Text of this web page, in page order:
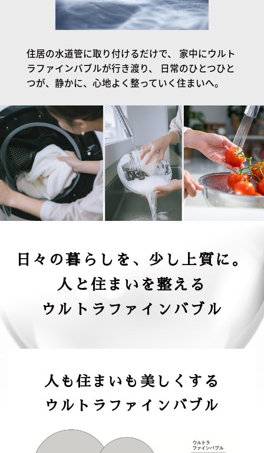
住居の水道管に取り付けるだけで、
家中にウルト
ラファインバブルが行き渡り、
日常のひとつひと
つが、静かに、心地よく整っていく住まいへ。
日々の暮らしを、少し上質に。
人と住まいを整える
ウルトラファインバブル
人も住まいも美しくする
ウルトラファインバブル